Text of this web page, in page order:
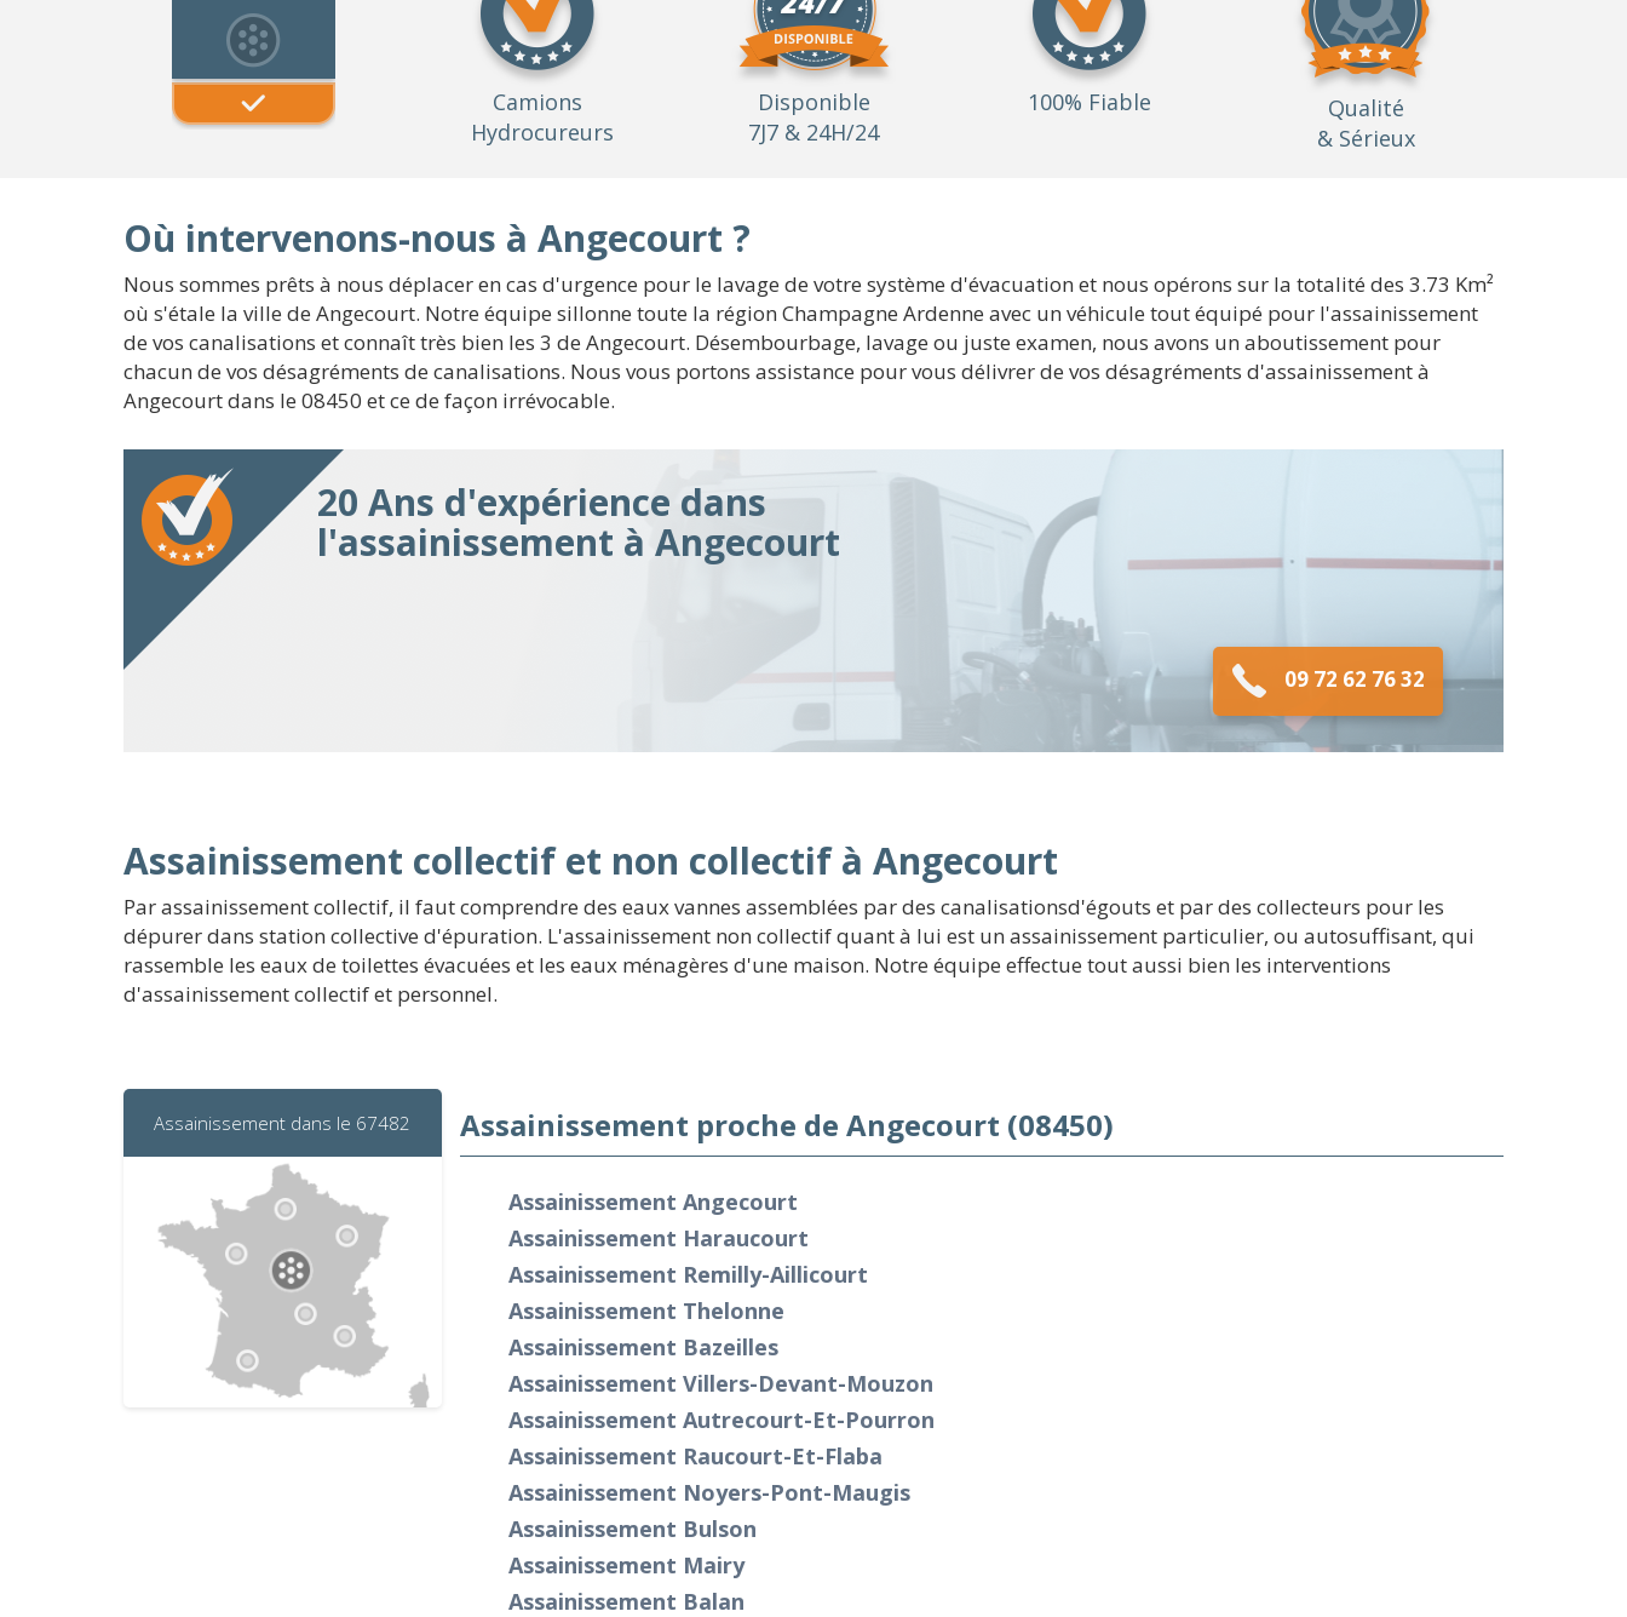
Camions
Hydrocureurs
Disponible
7J7 & 24H/24
100% Fiable
Qualité
& Sérieux
Où intervenons-nous à Angecourt ?
Nous sommes prêts à nous déplacer en cas d'urgence pour le lavage de votre système d'évacuation et nous opérons sur la totalité des 3.73 Km²
où s'étale la ville de Angecourt. Notre équipe sillonne toute la région Champagne Ardenne avec un véhicule tout équipé pour l'assainissement
de vos canalisations et connaît très bien les 3 de Angecourt. Désembourbage, lavage ou juste examen, nous avons un aboutissement pour
chacun de vos désagréments de canalisations. Nous vous portons assistance pour vous délivrer de vos désagréments d'assainissement à
Angecourt dans le 08450 et ce de façon irrévocable.
20 Ans d'expérience dans
l'assainissement à Angecourt
09 72 62 76 32
Assainissement collectif et non collectif à Angecourt
Par assainissement collectif, il faut comprendre des eaux vannes assemblées par des canalisationsd'égouts et par des collecteurs pour les
dépurer dans station collective d'épuration. L'assainissement non collectif quant à lui est un assainissement particulier, ou autosuffisant, qui
rassemble les eaux de toilettes évacuées et les eaux ménagères d'une maison. Notre équipe effectue tout aussi bien les interventions
d'assainissement collectif et personnel.
Assainissement dans le 67482 Assainissement proche de Angecourt (08450)
Assainissement Angecourt
Assainissement Haraucourt
Assainissement Remilly-Aillicourt
Assainissement Thelonne
Assainissement Bazeilles
Assainissement Villers-Devant-Mouzon
Assainissement Autrecourt-Et-Pourron
Assainissement Raucourt-Et-Flaba
Assainissement Noyers-Pont-Maugis
Assainissement Bulson
Assainissement Mairy
Assainissement Balan